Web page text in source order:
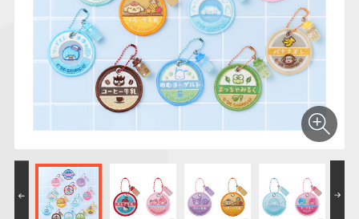
仮面ライダーシリー
ズ
PROJECT R.E.D.・
スーパー戦隊シリー
ズ
ガンダムシリーズ
ポケットモンスター
アンパンマン
サンリオキャラクタ
ーズ
キャラパキ
つりグミ
にふぉるめーしょん
＆スクエアシール
SMPシリーズ
ポケモンスケールワ
ールド
キャラデコ